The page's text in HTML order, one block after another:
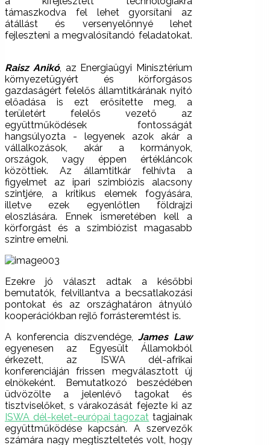
támaszkodva fel lehet gyorsítani az
átállást és versenyelőnnyé lehet
fejleszteni a megvalósítandó feladatokat.
Raisz Anikó, az Energiaügyi Minisztérium
környezetügyért és körforgásos
gazdaságért felelős államtitkárának nyitó
előadása is ezt erősítette meg, a
területért felelős vezető az
együttműködések fontosságát
hangsúlyozta - legyenek azok akár a
vállalkozások, akár a kormányok,
országok, vagy éppen értékláncok
közöttiek. Az államtitkár felhívta a
figyelmet az ipari szimbiózis alacsony
szintjére, a kritikus elemek fogyására,
illetve ezek egyenlőtlen földrajzi
eloszlására. Ennek ismeretében kell a
körforgást és a szimbiózist magasabb
szintre emelni.
Ezekre jó választ adtak a későbbi
bemutatók, felvillantva a becsatlakozási
pontokat és az országhatáron átnyúló
kooperációkban rejlő forrásteremtést is.
A konferencia díszvendége,James Law
egyenesen az Egyesült Államokból
érkezett, az ISWA dél-afrikai
konferenciáján frissen megválasztott új
elnökeként. Bemutatkozó beszédében
üdvözölte a jelenlévő tagokat és
tisztviselőket, s várakozását fejezte ki az
ISWA dél-kelet-európai tagozat tagjainak
együttműködése kapcsán. A szervezők
számára nagy megtiszteltetés volt, hogy